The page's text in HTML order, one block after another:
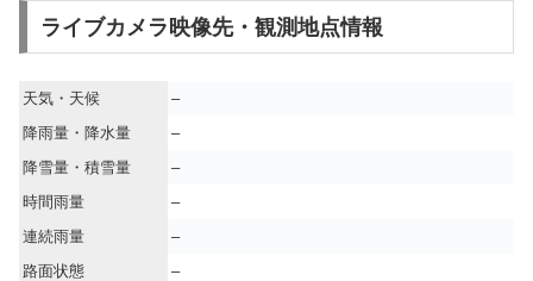
ライブカメラ映像先・観測地点情報
天気・天候
–
降雨量・降水量
–
降雪量・積雪量
–
時間雨量
–
連続雨量
–
路面状態
–